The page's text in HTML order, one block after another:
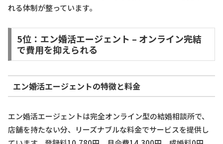
れる体制が整っています。
5位：エン婚活エージェント – オンライン完結
で費用を抑えられる
エン婚活エージェントの特徴と料金
エン婚活エージェントは完全オンライン型の結婚相談所で、
店舗を持たない分、リーズナブルな料金でサービスを提供し